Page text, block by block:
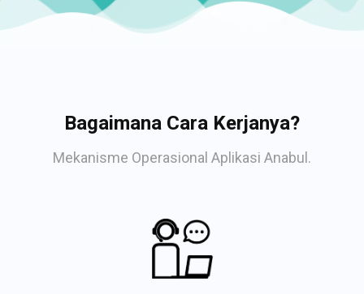
Bagaimana Cara Kerjanya?
Mekanisme Operasional Aplikasi Anabul.